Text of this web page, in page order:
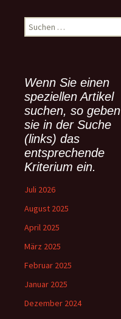
u
n
n
a
c
h
:
Wenn Sie einen
speziellen Artikel
suchen, so geben
sie in der Suche
(links) das
entsprechende
Kriterium ein.
Juli 2026
August 2025
April 2025
März 2025
Februar 2025
Januar 2025
Dezember 2024